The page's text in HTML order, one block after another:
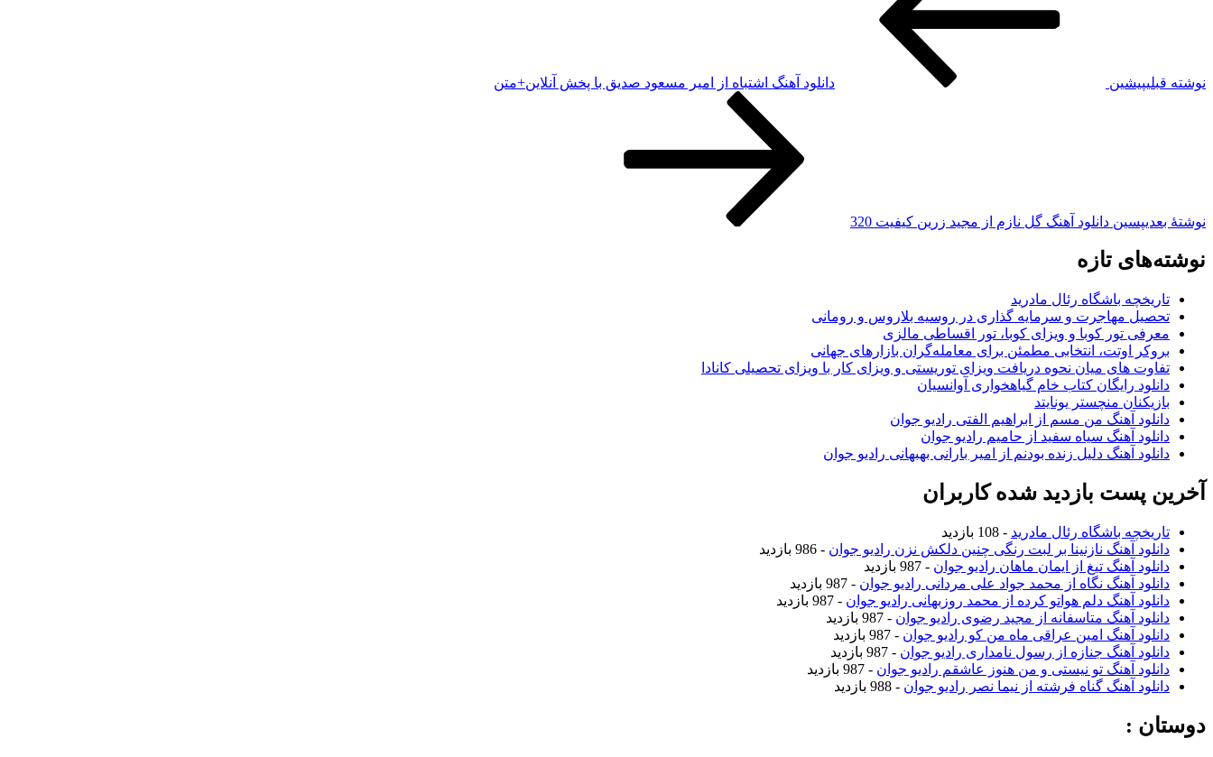
نوشته قبلیپیشین دانلود آهنگ اشتباه از امیر مسعود صدیق با پخش آنلاین+متن
نوشته‌ٔ بعدیپسین دانلود آهنگ گل نازم از مجید زرین کیفیت 320
نوشته‌های تازه
تاریخچه باشگاه رئال مادرید
تحصیل مهاجرت و سرمایه گذاری در روسیه بلاروس و رومانی
معرفی تور کوبا و ویزای کوبا، تور اقساطی مالزی
بروکر اوتت، انتخابی مطمئن برای معامله‌گران بازارهای جهانی
تفاوت های میان نحوه دریافت ویزای توریستی و ویزای کار با ویزای تحصیلی کانادا
دانلود رایگان کتاب خام گیاهخواری آوانسیان
بازیکنان منچستر یونایتد
دانلود آهنگ من مسم از ابراهیم الفتی رادیو جوان
دانلود آهنگ سیاه سفید از حامیم رادیو جوان
دانلود آهنگ دلیل زنده بودنم از امیر بارانی بهبهانی رادیو جوان
آخرین پست بازدید شده کاربران
تاریخچه باشگاه رئال مادرید - 108 بازدید
دانلود آهنگ نازنینا بر لبت رنگی چنین دلکش نزن رادیو جوان - 986 بازدید
دانلود آهنگ تیغ از ایمان ماهان رادیو جوان - 987 بازدید
دانلود آهنگ نگاه از محمد جواد علی مردانی رادیو جوان - 987 بازدید
دانلود آهنگ دلم هواتو کرده از محمد روزبهانی رادیو جوان - 987 بازدید
دانلود آهنگ متاسفانه از مجید رضوی رادیو جوان - 987 بازدید
دانلود آهنگ امین عراقی ماه من کو رادیو جوان - 987 بازدید
دانلود آهنگ جنازه از رسول نامداری رادیو جوان - 987 بازدید
دانلود آهنگ تو نیستی و من هنوز عاشقم رادیو جوان - 987 بازدید
دانلود آهنگ گناه فرشته از نیما نصر رادیو جوان - 988 بازدید
دوستان :